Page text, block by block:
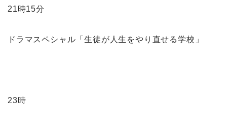
21時15分
ドラマスペシャル「生徒が人生をやり直せる学校」
23時